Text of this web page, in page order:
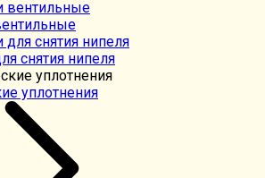
снятия нипеля
уплотнения